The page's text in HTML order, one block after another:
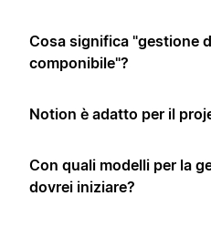
Cosa significa "gestione
componibile"?
Notion è adatto per il
Con quali modelli per la
dovrei iniziare?